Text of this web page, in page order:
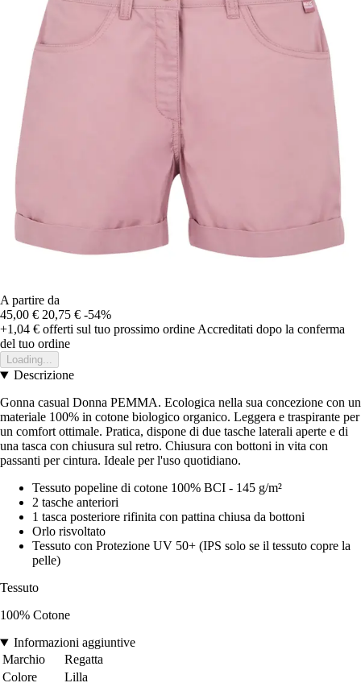
A partire da
45,00 € 20,75 € -54%
+1,04 € offerti sul tuo prossimo ordine Accreditati dopo la conferma
del tuo ordine
Loading...
Descrizione
Gonna casual Donna PEMMA. Ecologica nella sua concezione con un
materiale 100% in cotone biologico organico. Leggera e traspirante per
un comfort ottimale. Pratica, dispone di due tasche laterali aperte e di
una tasca con chiusura sul retro. Chiusura con bottoni in vita con
passanti per cintura. Ideale per l'uso quotidiano.
Tessuto popeline di cotone 100% BCI - 145 g/m²
2 tasche anteriori
1 tasca posteriore rifinita con pattina chiusa da bottoni
Orlo risvoltato
Tessuto con Protezione UV 50+ (IPS solo se il tessuto copre la
pelle)
Tessuto
100% Cotone
Informazioni aggiuntive
Marchio
Regatta
Colore
Lilla